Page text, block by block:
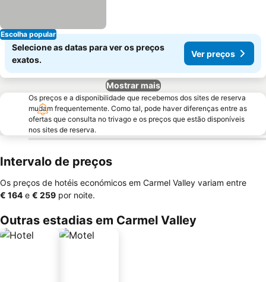
Escolha popular
Selecione as datas para ver os preços
exatos.
Ver preços
Mostrar mais
Os preços e a disponibilidade que recebemos dos sites de reserva
mudam frequentemente. Como tal, pode haver diferenças entre as
ofertas que consulta no trivago e os preços que estão disponíveis
nos sites de reserva.
Intervalo de preços
Os preços de hotéis económicos em Carmel Valley variam entre
‎€ 164 e ‎€ 259 por noite.
Outras estadias em Carmel Valley